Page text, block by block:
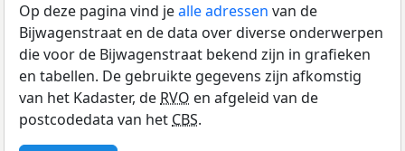
Op deze pagina vind jealle adressen van de
Bijwagenstraat en de data over diverse onderwerpen
die voor de Bijwagenstraat bekend zijn in grafieken
en tabellen. De gebruikte gegevens zijn afkomstig
van het Kadaster, deRVO en afgeleid van de
postcodedata van hetCBS.